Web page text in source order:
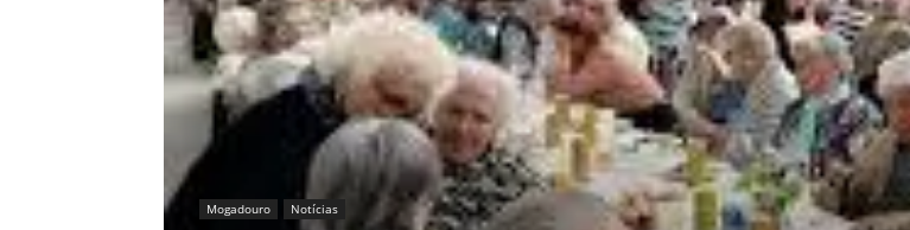
Mogadouro Notícias